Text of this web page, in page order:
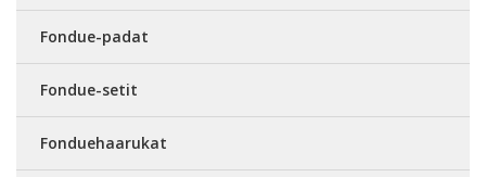
Fondue-padat
Fondue-setit
Fonduehaarukat